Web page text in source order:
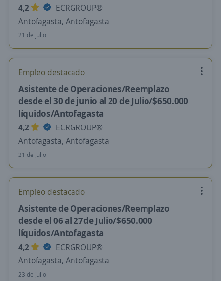
4,2
ECRGROUP®️
Antofagasta, Antofagasta
21 de julio
Empleo destacado
Asistente de Operaciones/Reemplazo
desde el 30 de junio al 20 de Julio/$650.000
líquidos/Antofagasta
4,2
ECRGROUP®️
Antofagasta, Antofagasta
21 de julio
Empleo destacado
Asistente de Operaciones/Reemplazo
desde el 06 al 27de Julio/$650.000
líquidos/Antofagasta
4,2
ECRGROUP®️
Antofagasta, Antofagasta
23 de julio